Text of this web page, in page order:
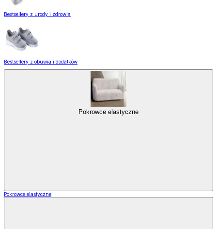
Bestsellery z urody i zdrowia
Bestsellery z obuwia i dodatków
Pokrowce elastyczne
Pokrowce elastyczne